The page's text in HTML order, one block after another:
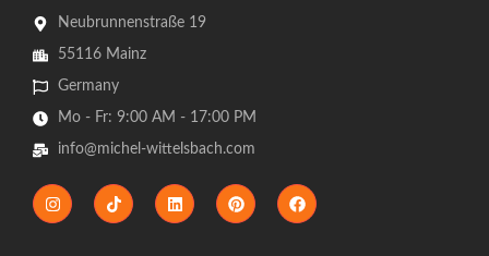
Neubrunnenstraße 19
55116 Mainz
Germany
Mo - Fr: 9:00 AM - 17:00 PM
info@michel-wittelsbach.com